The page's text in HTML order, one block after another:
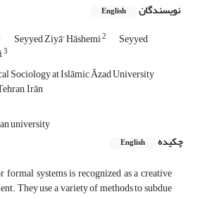
نویسندگان English
Seyyed Ziyā’ Hāshemi2 Seyyed
3
Sociology at Islāmic Āzad University
Irān
university
چکیده
English
systems is recognized as a creative
They use a variety of methods to subdue